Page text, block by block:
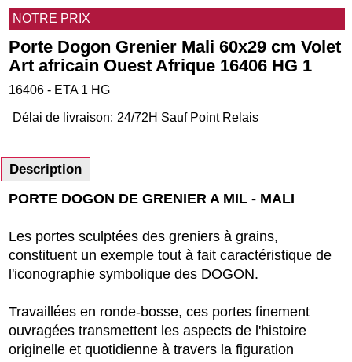
NOTRE PRIX
Porte Dogon Grenier Mali 60x29 cm Volet
Art africain Ouest Afrique 16406 HG 1
16406 - ETA 1 HG
Délai de livraison: 24/72H Sauf Point Relais
Description
PORTE DOGON DE GRENIER A MIL - MALI
Les portes sculptées des greniers à grains,
constituent un exemple tout à fait caractéristique de
l'iconographie symbolique des DOGON.
Travaillées en ronde-bosse, ces portes finement
ouvragées transmettent les aspects de l'histoire
originelle et quotidienne à travers la figuration